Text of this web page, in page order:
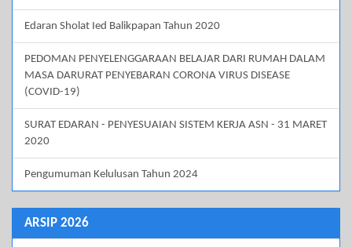
Edaran Sholat Ied Balikpapan Tahun 2020
PEDOMAN PENYELENGGARAAN BELAJAR DARI RUMAH DALAM
MASA DARURAT PENYEBARAN CORONA VIRUS DISEASE
(COVID-19)
SURAT EDARAN - PENYESUAIAN SISTEM KERJA ASN - 31 MARET
2020
Pengumuman Kelulusan Tahun 2024
ARSIP 2026